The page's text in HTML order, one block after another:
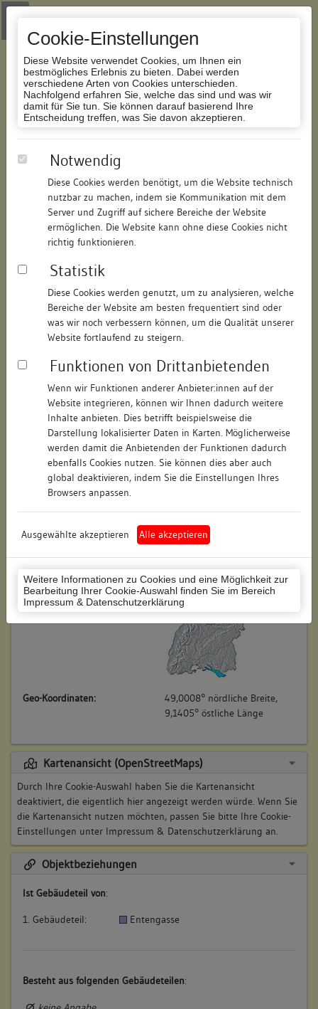
Cookie-Einstellungen
Diese Website verwendet Cookies, um Ihnen ein
bestmögliches Erlebnis zu bieten. Dabei werden
verschiedene Arten von Cookies unterschieden.
Nachfolgend erfahren Sie, welche das sind und was wir
damit für Sie tun. Sie können darauf basierend Ihre
Entscheidung treffen, was Sie davon akzeptieren.
Notwendig
Diese Cookies werden benötigt, um die Website technisch
nutzbar zu machen, indem sie Kommunikation mit dem
Server und Zugriff auf sichere Bereiche der Website
ermöglichen. Die Website kann ohne diese Cookies nicht
richtig funktionieren.
Statistik
Diese Cookies werden genutzt, um zu analysieren, welche
Bereiche der Website am besten frequentiert sind oder
was wir noch verbessern können, um die Qualität unserer
Website fortlaufend zu steigern.
Funktionen von Drittanbietenden
Wenn wir Funktionen anderer Anbieter:innen auf der
Website integrieren, können wir Ihnen dadurch weitere
Inhalte anbieten. Dies betrifft beispielsweise die
Darstellung lokalisierter Daten in Karten. Möglicherweise
werden damit die Anbietenden der Funktionen dadurch
ebenfalls Cookies nutzen. Sie können dies aber auch
global deaktivieren, indem Sie die Einstellungen Ihres
Browsers anpassen.
Ausgewählte akzeptieren Alle akzeptieren
Weitere Informationen zu Cookies und eine Möglichkeit zur
Bearbeitung Ihrer Cookie-Auswahl finden Sie im Bereich
Impressum & Datenschutzerklärung
Zur Navigation springen
Zum Inhalt der Website springen
Datenbank Bauforschung/Restaurierung
171450272912/Datum:04.05.2016
Datenbestand:
Bauforschung und Restaurierung
Als PDF herunterladen:
Objektdaten
Straße: Entengasse
Hausnummer: 16
Postleitzahl: 74354
Stadt-Teilort: Besigheim
Regierungsbezirk: Stuttgart
Ludwigsburg (Landkreis)
Wohnplatzschlüssel: 8118007001
Flurstücknummer: keine
Historischer Straßenname: keiner
Lage des Wohnplatzes:
Geo-Koordinaten:
49,0008° nördliche Breite,
9,1405° östliche Länge
Kartenansicht (OpenStreetMaps)
Durch Ihre Cookie-Auswahl haben Sie die Kartenansicht
deaktiviert, die eigentlich hier angezeigt werden würde. Wenn Sie
die Kartenansicht nutzen möchten, passen Sie bitte Ihre Cookie-
Einstellungen unter Impressum & Datenschutzerklärung an.
Objektbeziehungen
Ist Gebäudeteil von:
1. Gebäudeteil: Entengasse
Besteht aus folgenden Gebäudeteilen: